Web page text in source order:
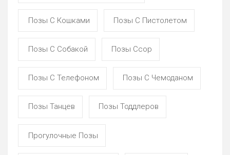
Позы С Кошками Позы С Пистолетом
Позы С Собакой Позы Ссор
Позы С Телефоном Позы С Чемоданом
Позы Танцев Позы Тоддлеров
Прогулочные Позы